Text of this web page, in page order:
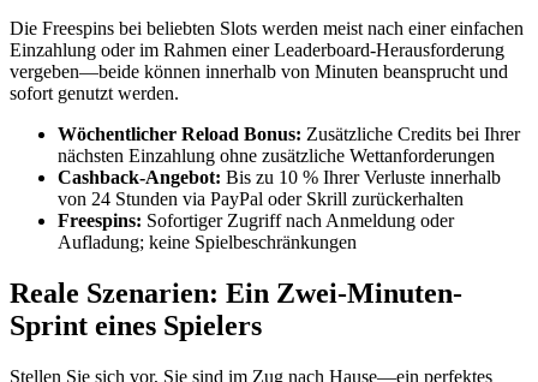
Die Freespins bei beliebten Slots werden meist nach einer einfachen
Einzahlung oder im Rahmen einer Leaderboard-Herausforderung
vergeben—beide können innerhalb von Minuten beansprucht und
sofort genutzt werden.
Wöchentlicher Reload Bonus: Zusätzliche Credits bei Ihrer
nächsten Einzahlung ohne zusätzliche Wettanforderungen
Cashback-Angebot: Bis zu 10 % Ihrer Verluste innerhalb
von 24 Stunden via PayPal oder Skrill zurückerhalten
Freespins: Sofortiger Zugriff nach Anmeldung oder
Aufladung; keine Spielbeschränkungen
Reale Szenarien: Ein Zwei-Minuten-
Sprint eines Spielers
Stellen Sie sich vor, Sie sind im Zug nach Hause—ein perfektes